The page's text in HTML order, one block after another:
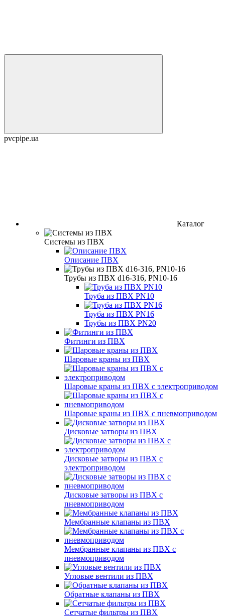
pvcpipe.ua
Каталог
Системы из ПВХ
Описание ПВХ
Трубы из ПВХ d16-316, PN10-16
Труба из ПВХ PN10
Труба из ПВХ PN16
Трубы из ПВХ PN20
Фитинги из ПВХ
Шаровые краны из ПВХ
Шаровые краны из ПВХ с электроприводом
Шаровые краны из ПВХ с пневмоприводом
Дисковые затворы из ПВХ
Дисковые затворы из ПВХ с
электроприводом
Дисковые затворы из ПВХ с
пневмоприводом
Мембранные клапаны из ПВХ
Мембранные клапаны из ПВХ с
пневмоприводом
Угловые вентили из ПВХ
Обратные клапаны из ПВХ
Сетчатые фильтры из ПВХ